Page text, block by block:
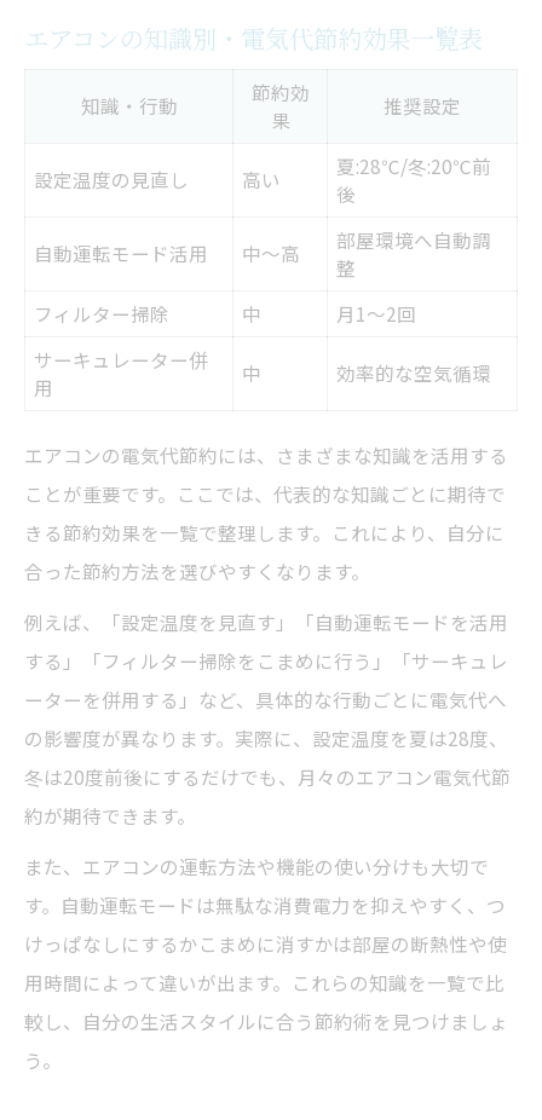
エアコンの知識を活かした節約実践例
効率的な活用術で電気代がここまで変わる
エアコンの知識が光る節約ワザの選び方
電気代削減に繋がる日常のエアコン使い方
快適な室内を維持する節約エアコン術
快適さと節約効果の両立ポイント早見表
エアコンの知識で叶える快適空間の秘訣
節約しながら快適さを保つ使い方の工夫
電気代が安くなる設定温度のポイント
設定温度別・電気代節約効果比較表
エアコンの知識で最適温度を見極めるコツ
節約に効果的な温度設定の選び方
エアコンの知識が設定温度の決め手に
季節ごとのおすすめ設定温度を知る
自動運転モードによる節電の実態を解明
自動運転モード活用時の電気代比較表
エアコンの知識で分かる自動運転の節電効
果
節約派におすすめの自動運転の使い方
エアコンの知識が自動運転活用を変える
自動モードの電気代が安い理由を解説
エアコンの知識別・電気代節約効果一覧表
知識・行動
節約効
果
推奨設定
設定温度の見直し 高い
夏:28℃/冬:20℃前
後
自動運転モード活用 中～高
部屋環境へ自動調
整
フィルター掃除
中
月1～2回
サーキュレーター併
用
中 効率的な空気循環
エアコンの電気代節約には、さまざまな知識を活用する
ことが重要です。ここでは、代表的な知識ごとに期待で
きる節約効果を一覧で整理します。これにより、自分に
合った節約方法を選びやすくなります。
例えば、「設定温度を見直す」「自動運転モードを活用
する」「フィルター掃除をこまめに行う」「サーキュレ
ーターを併用する」など、具体的な行動ごとに電気代へ
の影響度が異なります。実際に、設定温度を夏は28度、
冬は20度前後にするだけでも、月々のエアコン電気代節
約が期待できます。
また、エアコンの運転方法や機能の使い分けも大切で
す。自動運転モードは無駄な消費電力を抑えやすく、つ
けっぱなしにするかこまめに消すかは部屋の断熱性や使
用時間によって違いが出ます。これらの知識を一覧で比
較し、自分の生活スタイルに合う節約術を見つけましょ
う。